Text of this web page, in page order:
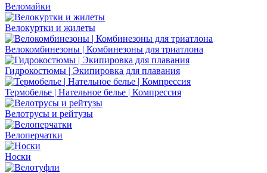
Веломайки
Велокуртки и жилеты
Велокомбинезоны | Комбинезоны для триатлона
Гидрокостюмы | Экипировка для плавания
Термобелье | Нательное белье | Компрессия
Велотрусы и рейтузы
Велоперчатки
Носки